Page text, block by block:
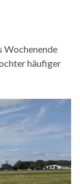
Wochenende
häufiger